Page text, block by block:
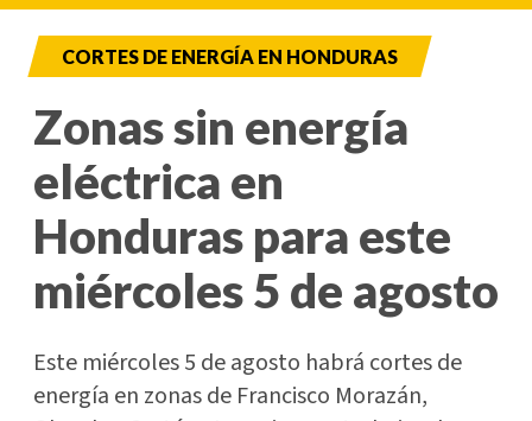
CORTES DE ENERGÍA EN HONDURAS
Zonas sin energía
eléctrica en
Honduras para este
miércoles 5 de agosto
Este miércoles 5 de agosto habrá cortes de
energía en zonas de Francisco Morazán,